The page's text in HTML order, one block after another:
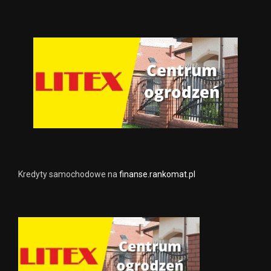
Kredyty samochodowe na finanse.rankomat.pl